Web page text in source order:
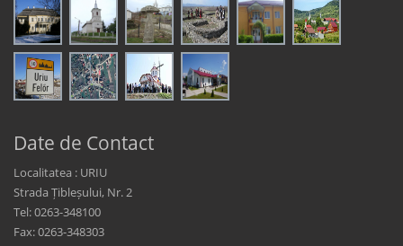
Date de Contact
Localitatea : URIU
Strada Țibleșului, Nr. 2
Tel: 0263-348100
Fax: 0263-348303